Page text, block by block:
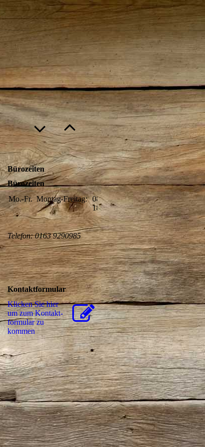
Bürozeiten
Bürozeiten
Mo.-Fr.Montag-Freitag:08:00-
18:00
Telefon: 0163 9290985
Kontaktformular
Klicken Sie hier
um zum Kon­takt­
for­mu­lar zu
kommen